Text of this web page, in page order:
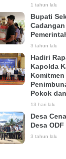
1 tahun lalu
Bupati
3 tahun lalu
Hadiri
Kapolda
Pokok
13 hari lalu
Desa
Desa ODF
3 tahun lalu